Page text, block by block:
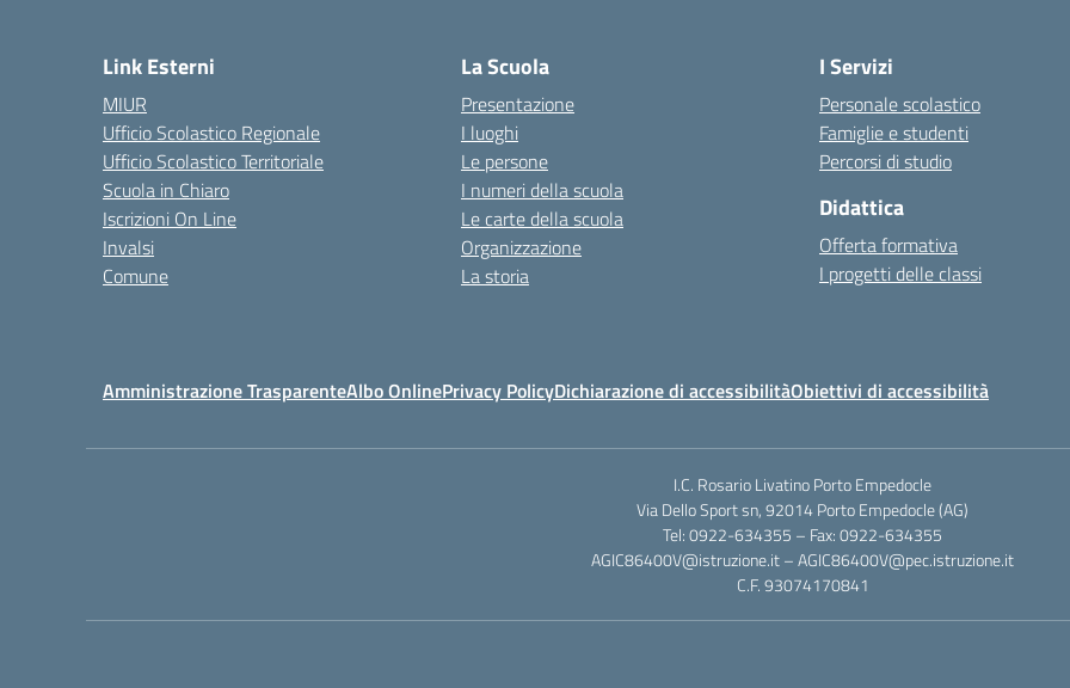
Link Esterni
MIUR
Ufficio Scolastico Regionale
Ufficio Scolastico Territoriale
Scuola in Chiaro
Iscrizioni On Line
Invalsi
Comune
La Scuola
Presentazione
I luoghi
Le persone
I numeri della scuola
Le carte della scuola
Organizzazione
La storia
I Servizi
Personale scolastico
Famiglie e studenti
Percorsi di studio
Didattica
Offerta formativa
I progetti delle classi
Amministrazione TrasparenteAlbo OnlinePrivacy PolicyDichiarazione di accessibilitàObiettivi di accessibilità
I.C. Rosario Livatino Porto Empedocle
Via Dello Sport sn, 92014 Porto Empedocle (AG)
Tel: 0922-634355 – Fax: 0922-634355
AGIC86400V@istruzione.it–AGIC86400V@pec.istruzione.it
C.F. 93074170841